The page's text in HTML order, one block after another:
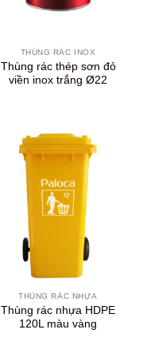
THÙNG RÁC INOX
Thùng rác thép sơn đỏ
viền inox trắng Ø22
THÙNG RÁC NHỰA
Thùng rác nhựa HDPE
120L màu vàng